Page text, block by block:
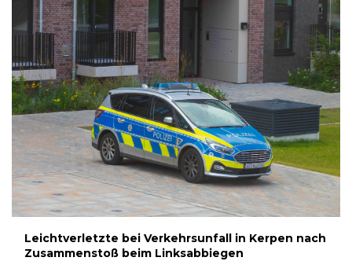
Leichtverletzte bei Verkehrsunfall in Kerpen nach
Zusammenstoß beim Linksabbiegen